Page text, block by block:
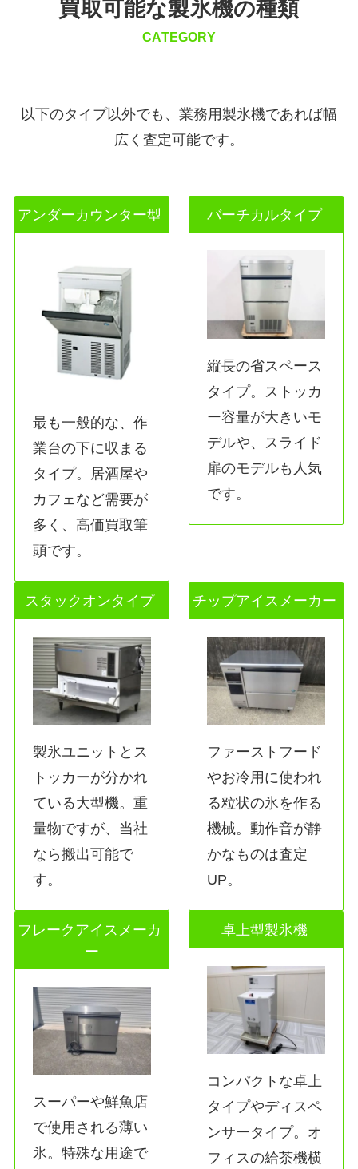
買取可能な製氷機の種類
CATEGORY
以下のタイプ以外でも、業務用製氷機であれば幅
広く査定可能です。
アンダーカウンター型
最も一般的な、作
業台の下に収まる
タイプ。居酒屋や
カフェなど需要が
多く、高価買取筆
頭です。
バーチカルタイプ
縦長の省スペース
タイプ。ストッカ
ー容量が大きいモ
デルや、スライド
扉のモデルも人気
です。
スタックオンタイプ
製氷ユニットとス
トッカーが分かれ
ている大型機。重
量物ですが、当社
なら搬出可能で
す。
チップアイスメーカー
ファーストフード
やお冷用に使われ
る粒状の氷を作る
機械。動作音が静
かなものは査定
UP。
フレークアイスメーカ
ー
スーパーや鮮魚店
で使用される薄い
氷。特殊な用途で
卓上型製氷機
コンパクトな卓上
タイプやディスペ
ンサータイプ。オ
フィスの給茶機横